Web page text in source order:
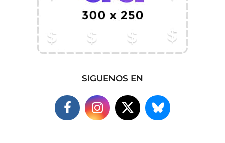
SIGUENOS EN